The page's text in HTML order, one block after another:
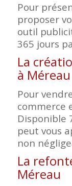
Pour
proposer
outil
365 jours
La
à Méreau
Pour
commerce
Disponible
peut vous
non
La
Méreau